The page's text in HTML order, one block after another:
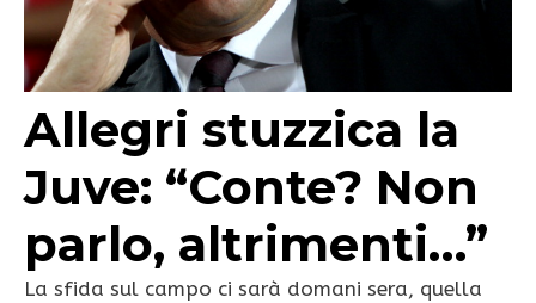
Allegri stuzzica la
Juve: “Conte? Non
parlo, altrimenti…”
La sfida sul campo ci sarà domani sera, quella